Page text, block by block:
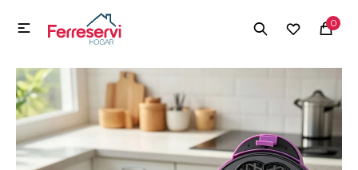
0

MI CUENTA
Menú Herramientas y Construcción Electrodomésticos
Herramientas y Construcción